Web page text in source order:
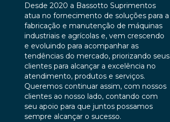
Desde 2020 a Bassotto Suprimentos
atua no fornecimento de soluções para a
fabricação e manutenção de máquinas
industriais e agrícolas e, vem crescendo
e evoluindo para acompanhar as
tendências do mercado, priorizando seus
clientes para alcançar a excelência no
atendimento, produtos e serviços.
Queremos continuar assim, com nossos
clientes ao nosso lado, contando com
seu apoio para que juntos possamos
sempre alcançar o sucesso.